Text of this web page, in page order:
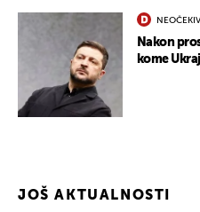
Nakon
kome
JOŠ AKTUALNOSTI